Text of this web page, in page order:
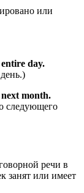
или
day.
month.
следующего
речи в
занят или имеет